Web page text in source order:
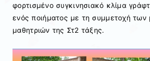
φορτισμένο συγκινησιακό κλίμα
ενός ποιήματος με τη συμμετοχή των
μαθητριών της Στ2 τάξης.